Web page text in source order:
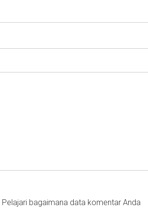
Pelajari bagaimana data komentar Anda